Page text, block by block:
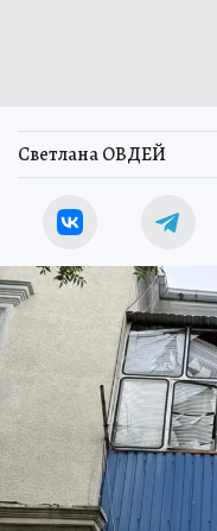
Светлана ОВДЕЙ